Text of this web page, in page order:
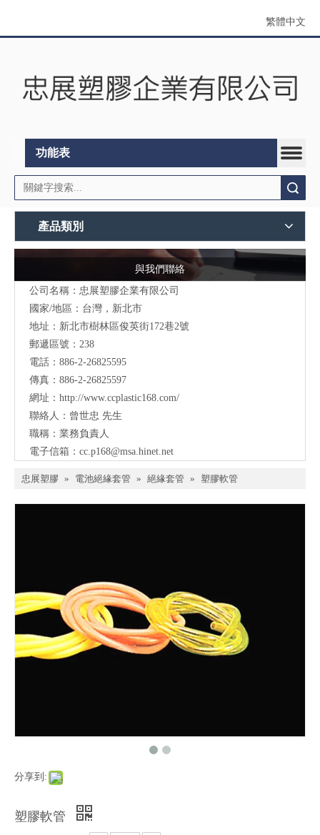
繁體中文
功能表
產品類別
與我們聯絡
公司名稱：忠展塑膠企業有限公司
國家/地區：台灣，新北市
地址： 新北市樹林區俊英街172巷2號
郵遞區號：238
電話：886-2-26825595
傳真：886-2-26825597
網址： http://www.ccplastic168.com/
聯絡人：曾世忠 先生
職稱：業務負責人
電子信箱： cc.p168@msa.hinet.net
忠展塑膠 » 電池絕緣套管 » 絕緣套管 » 塑膠軟管
分享到:
塑膠軟管